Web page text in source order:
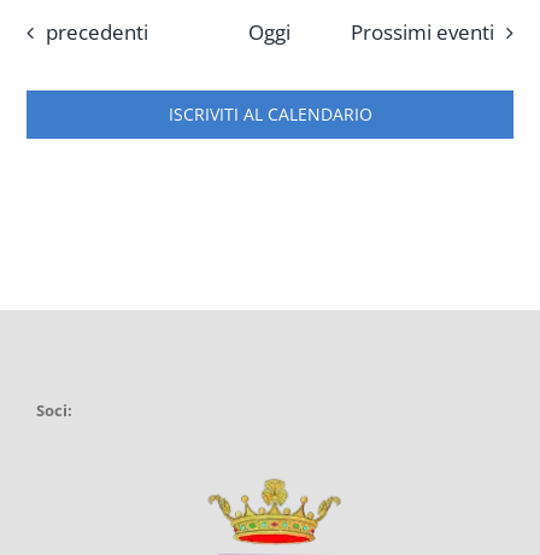
Eventi
precedenti Oggi Prossimi eventi
ISCRIVITI AL CALENDARIO
Soci: